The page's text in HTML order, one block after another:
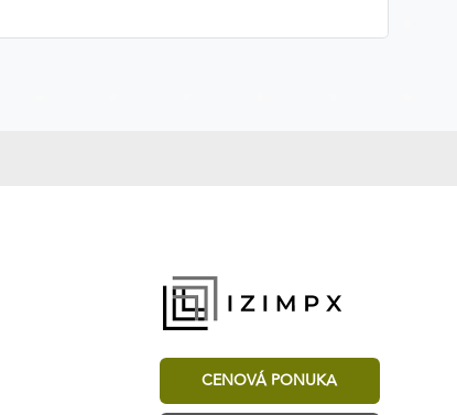
CENOVÁ PONUKA